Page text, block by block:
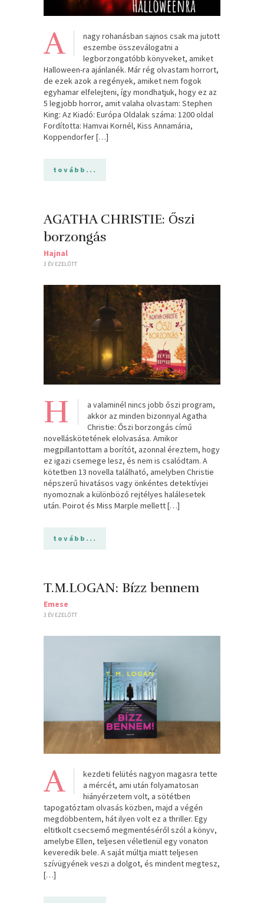
A
nagy rohanásban sajnos csak ma jutott
eszembe összeválogatni a
legborzongatóbb könyveket, amiket
Halloween-ra ajánlanék. Már rég olvastam horrort,
de ezek azok a regények, amiket nem fogok
egyhamar elfelejteni, így mondhatjuk, hogy ez az
5 legjobb horror, amit valaha olvastam: Stephen
King: Az Kiadó: Európa Oldalak száma: 1200 oldal
Fordította: Hamvai Kornél, Kiss Annamária,
Koppendorfer […]
tovább...
AGATHA CHRISTIE: Őszi
borzongás
Hajnal
3 ÉV EZELŐTT
H
a valaminél nincs jobb őszi program,
akkor az minden bizonnyal Agatha
Christie: Őszi borzongás című
novelláskötetének elolvasása. Amikor
megpillantottam a borítót, azonnal éreztem, hogy
ez igazi csemege lesz, és nem is csalódtam. A
kötetben 13 novella található, amelyben Christie
népszerű hivatásos vagy önkéntes detektívjei
nyomoznak a különböző rejtélyes halálesetek
után. Poirot és Miss Marple mellett […]
tovább...
T.M.LOGAN: Bízz bennem
Emese
3 ÉV EZELŐTT
A
kezdeti felütés nagyon magasra tette
a mércét, ami után folyamatosan
hiányérzetem volt, a sötétben
tapogatóztam olvasás közben, majd a végén
megdöbbentem, hát ilyen volt ez a thriller. Egy
eltitkolt csecsemő megmentéséről szól a könyv,
amelybe Ellen, teljesen véletlenül egy vonaton
keveredik bele. A saját múltja miatt teljesen
szívügyének veszi a dolgot, és mindent megtesz,
[…]